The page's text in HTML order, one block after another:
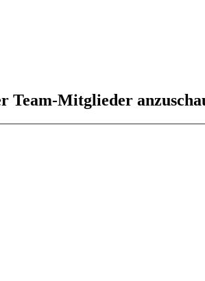
Team-Mitglieder